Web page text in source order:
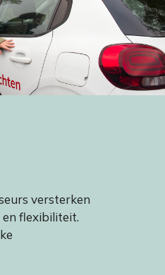
versterken
flexibiliteit.